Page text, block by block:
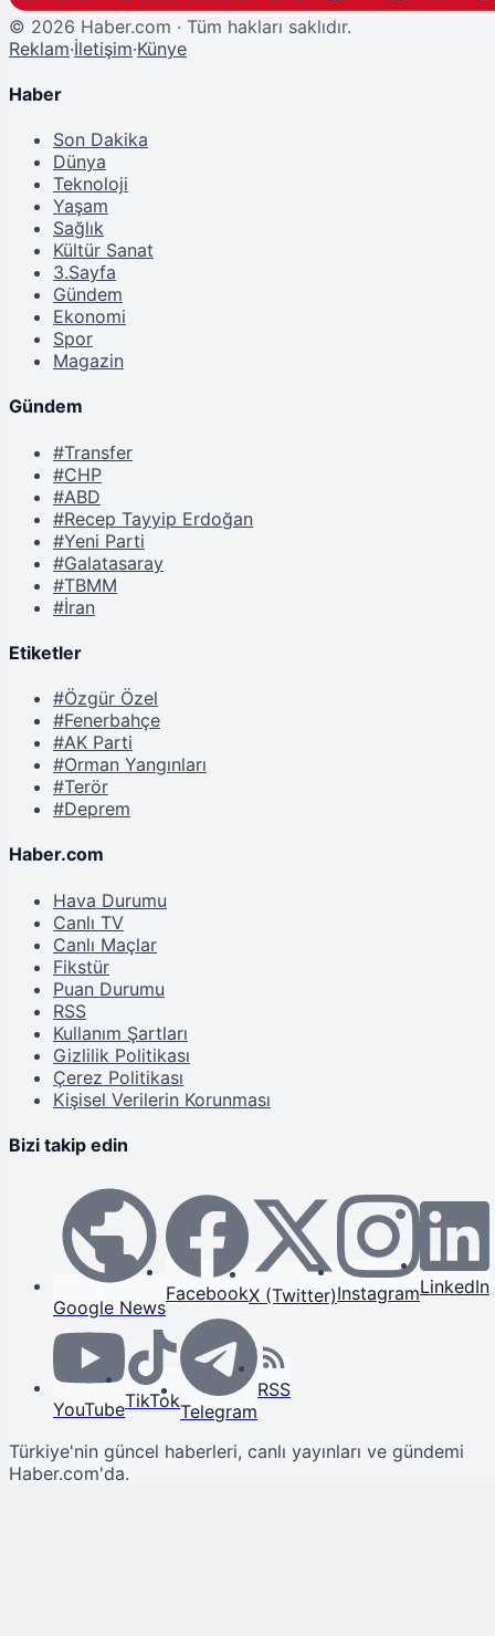
© 2026 Haber.com · Tüm hakları saklıdır.
Reklam·İletişim·Künye
Haber
Son Dakika
Dünya
Teknoloji
Yaşam
Sağlık
Kültür Sanat
3.Sayfa
Gündem
Ekonomi
Spor
Magazin
Gündem
#Transfer
#CHP
#ABD
#Recep Tayyip Erdoğan
#Yeni Parti
#Galatasaray
#TBMM
#İran
Etiketler
#Özgür Özel
#Fenerbahçe
#AK Parti
#Orman Yangınları
#Terör
#Deprem
Haber.com
Hava Durumu
Canlı TV
Canlı Maçlar
Fikstür
Puan Durumu
RSS
Kullanım Şartları
Gizlilik Politikası
Çerez Politikası
Kişisel Verilerin Korunması
Bizi takip edin
Google News
FacebookX (Twitter)InstagramLinkedIn
YouTubeTikTokTelegram
RSS
Türkiye'nin güncel haberleri, canlı yayınları ve gündemi
Haber.com'da.